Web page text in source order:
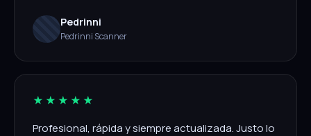
Pedrinni
Pedrinni Scanner
★★★★★
Profesional, rápida y siempre actualizada. Justo lo